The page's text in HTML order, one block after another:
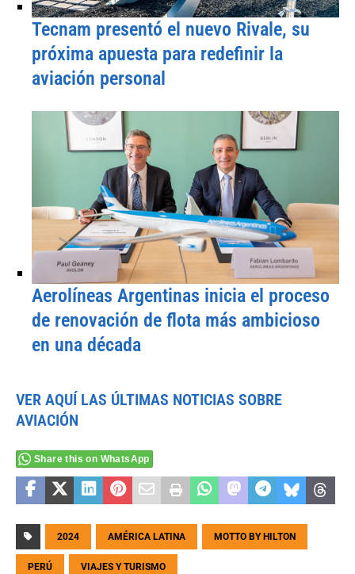
Tecnam presentó el nuevo Rivale, su
próxima apuesta para redefinir la
aviación personal
Aerolíneas Argentinas inicia el proceso
de renovación de flota más ambicioso
en una década
VER AQUÍ LAS ÚLTIMAS NOTICIAS SOBRE
AVIACIÓN
Share this on WhatsApp
2024 AMÉRICA LATINA MOTTO BY HILTON
PERÚ VIAJES Y TURISMO